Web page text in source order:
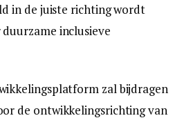
in de juiste richting wordt
inclusieve
zal bijdragen
de ontwikkelingsrichting van